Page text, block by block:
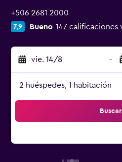
+506 2681 2000
7,9 Bueno 147 calificaciones
vie. 14/8 -
2 huéspedes, 1 habitación
Buscar